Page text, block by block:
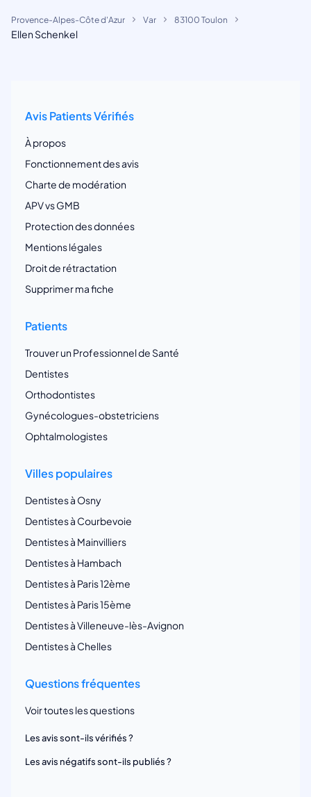
Provence-Alpes-Côte d'Azur Var 83100 Toulon
Ellen Schenkel
Avis Patients Vérifiés
À propos
Fonctionnement des avis
Charte de modération
APV vs GMB
Protection des données
Mentions légales
Droit de rétractation
Supprimer ma fiche
Patients
Trouver un Professionnel de Santé
Dentistes
Orthodontistes
Gynécologues-obstetriciens
Ophtalmologistes
Villes populaires
Dentistes à Osny
Dentistes à Courbevoie
Dentistes à Mainvilliers
Dentistes à Hambach
Dentistes à Paris 12ème
Dentistes à Paris 15ème
Dentistes à Villeneuve-lès-Avignon
Dentistes à Chelles
Questions fréquentes
Voir toutes les questions
Les avis sont-ils vérifiés ?
Les avis négatifs sont-ils publiés ?